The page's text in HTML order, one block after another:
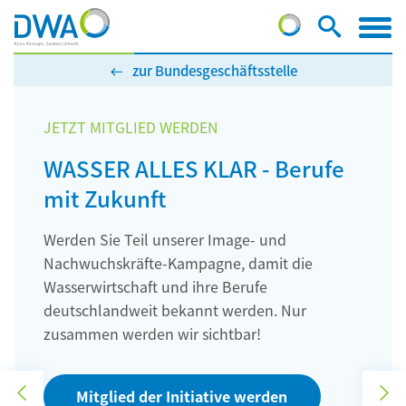
zur Bundesgeschäftsstelle
JETZT MITGLIED WERDEN
WASSER ALLES KLAR - Berufe
mit Zukunft
Werden Sie Teil unserer Image- und
Nachwuchskräfte-Kampagne, damit die
Wasserwirtschaft und ihre Berufe
deutschlandweit bekannt werden. Nur
zusammen werden wir sichtbar!
Mitglied der Initiative werden
V N